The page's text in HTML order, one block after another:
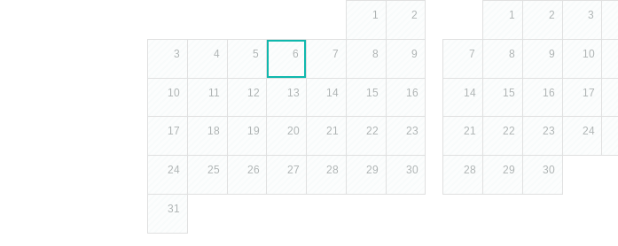
1 2
3 4 5 6 7 8 9
10 11 12 13 14 15 16
17 18 19 20 21 22 23
24 25 26 27 28 29 30
31
1 2 3
7 8 9 10
14 15 16 17
21 22 23 24
28 29 30